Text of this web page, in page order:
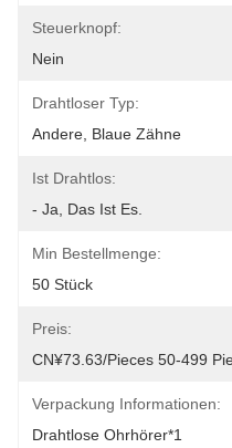
Steuerknopf:
Nein
Drahtloser Typ:
Andere, Blaue Zähne
Ist Drahtlos:
- Ja, Das Ist Es.
Min Bestellmenge:
50 Stück
Preis:
CN¥73.63/pieces 50-499
Verpackung Informationen:
Drahtlose Ohrhörer*1